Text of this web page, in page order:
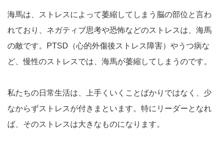
海馬は、ストレスによって萎縮してしまう脳の部位と言わ
れており、ネガティブ思考や恐怖などのストレスは、海馬
の敵です。PTSD（心的外傷後ストレス障害）やうつ病な
ど、慢性のストレスでは、海馬が萎縮してしまうのです。
私たちの日常生活は、上手くいくことばかりではなく、少
なからずストレスが付きまといます。特にリーダーとなれ
ば、そのストレスは大きなものになります。